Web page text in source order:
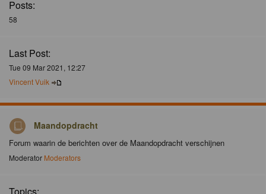
Posts:
58
Last Post:
Tue 09 Mar 2021, 12:27
Vincent Vuik
Maandopdracht
Forum waarin de berichten over de Maandopdracht verschijnen
Moderator Moderators
Topics: